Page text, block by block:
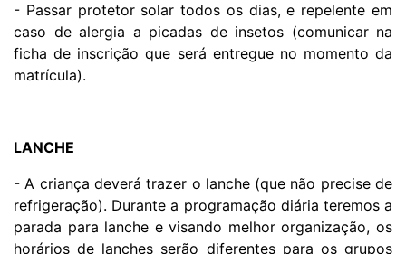
- Passar protetor solar todos os dias, e repelente em
caso de alergia a picadas de insetos (comunicar na
ficha de inscrição que será entregue no momento da
matrícula).
LANCHE
- A criança deverá trazer o lanche (que não precise de
refrigeração). Durante a programação diária teremos a
parada para lanche e visando melhor organização, os
horários de lanches serão diferentes para os grupos